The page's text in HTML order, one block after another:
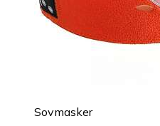
Sovmasker